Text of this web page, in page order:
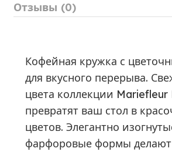
Отзывы (0)
Кофейная кружка с
для вкусного перерыва.
цвета коллекции Mariefleur
превратят ваш стол в
цветов. Элегантно
фарфоровые формы делают